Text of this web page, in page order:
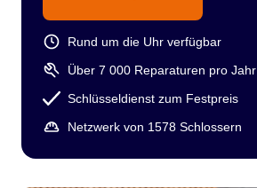
Rund um die Uhr verfügbar
Über 7 000 Reparaturen pro Jahr
Schlüsseldienst zum Festpreis
Netzwerk von 1578 Schlossern